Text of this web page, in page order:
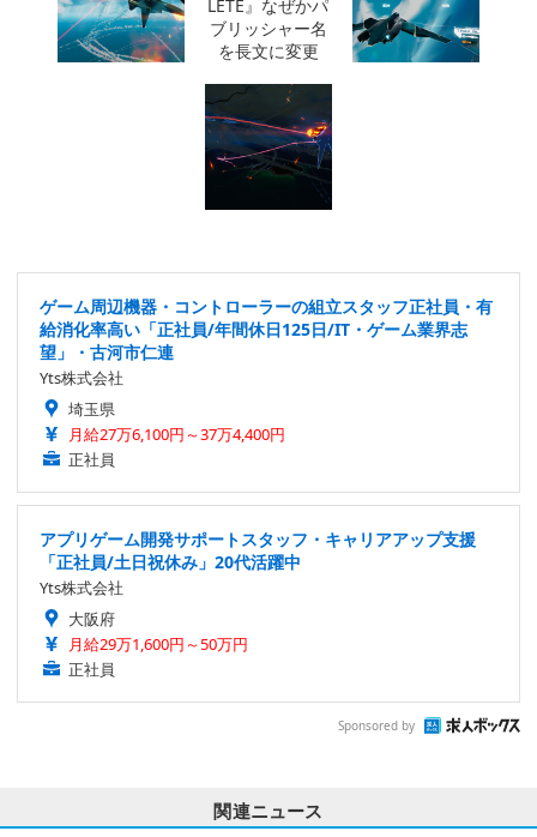
ゲーム周辺機器・コントローラーの組立スタッフ正社員・有
給消化率高い「正社員/年間休日125日/IT・ゲーム業界志
望」・古河市仁連
Yts株式会社
埼玉県
月給27万6,100円～37万4,400円
正社員
アプリゲーム開発サポートスタッフ・キャリアアップ支援
「正社員/土日祝休み」20代活躍中
Yts株式会社
大阪府
月給29万1,600円～50万円
正社員
Sponsored by
関連ニュース